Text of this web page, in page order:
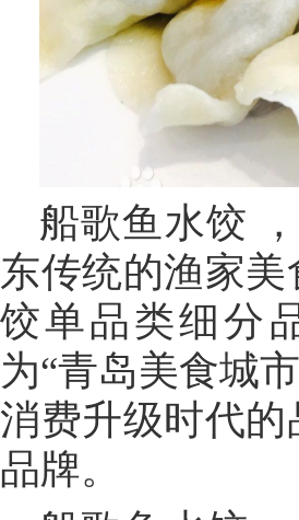
船歌鱼水饺
东传统的渔家
饺单品类细分
为“青岛美食城
消费升级时代
品牌。